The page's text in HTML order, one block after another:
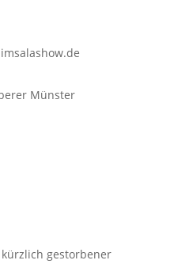
Münster
gestorbener